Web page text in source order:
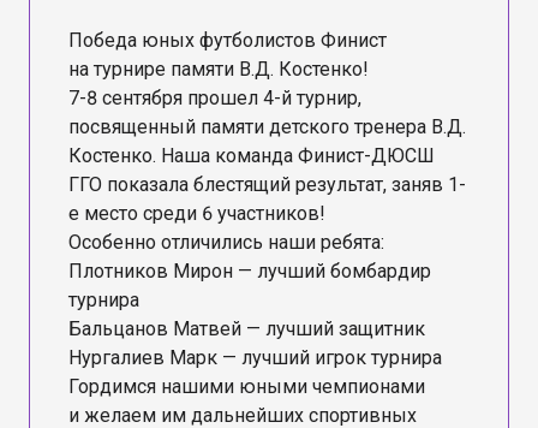
Победа юных футболистов Финист
на турнире памяти В.Д. Костенко!
7-8 сентября прошел 4-й турнир,
посвященный памяти детского тренера В.Д.
Костенко. Наша команда Финист-ДЮСШ
ГГО показала блестящий результат, заняв 1-
е место среди 6 участников!
Особенно отличились наши ребята:
Плотников Мирон — лучший бомбардир
турнира
Бальцанов Матвей — лучший защитник
Нургалиев Марк — лучший игрок турнира
Гордимся нашими юными чемпионами
и желаем им дальнейших спортивных